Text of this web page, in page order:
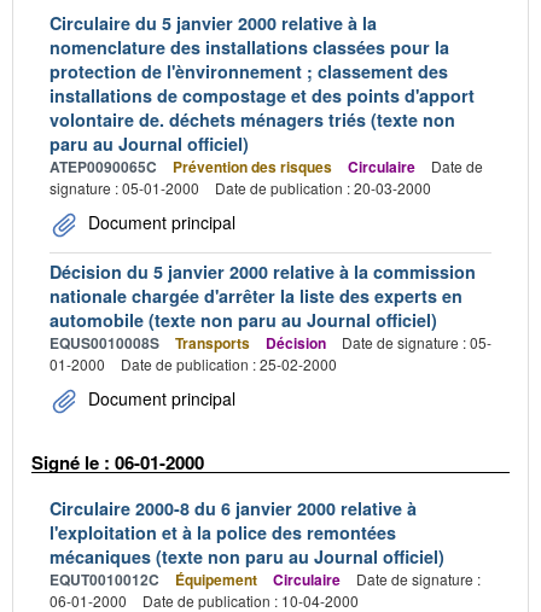
Circulaire du 5 janvier 2000 relative à la
nomenclature des installations classées pour la
protection de l'ènvironnement ; classement des
installations de compostage et des points d'apport
volontaire de. déchets ménagers triés (texte non
paru au Journal officiel)
ATEP0090065C Prévention des risques Circulaire
Date de
signature : 05-01-2000
Date de publication : 20-03-2000
Document principal
Décision du 5 janvier 2000 relative à la commission
nationale chargée d'arrêter la liste des experts en
automobile (texte non paru au Journal officiel)
EQUS0010008S Transports Décision
Date de signature : 05-
01-2000
Date de publication : 25-02-2000
Document principal
Signé le : 06-01-2000
Circulaire 2000-8 du 6 janvier 2000 relative à
l'exploitation et à la police des remontées
mécaniques (texte non paru au Journal officiel)
EQUT0010012C Équipement Circulaire
Date de signature :
06-01-2000
Date de publication : 10-04-2000